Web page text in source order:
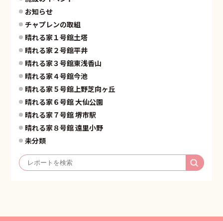
お知らせ
チャプレンの取組
晴れる家１号館土塔
晴れる家２号館平井
晴れる家３号館東浅香山
晴れる家４号館今池
晴れる家５号館上野芝向ヶ丘
晴れる家６号館 大仙公園
晴れる家７号館 堺市駅
晴れる家８号館 遠里小野
未分類